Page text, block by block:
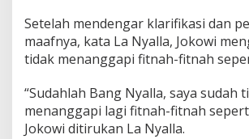
Setelah mendengar klarifikasi dan
maafnya, kata La Nyalla, Jokowi
tidak menanggapi fitnah-fitnah
“Sudahlah Bang Nyalla, saya sudah
menanggapi lagi fitnah-fitnah
Jokowi ditirukan La Nyalla.